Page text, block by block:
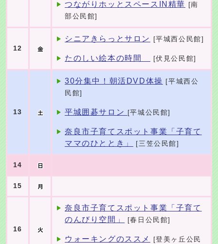
つながりホッとスペースIN精華
[南
部公民館]
12
シニアきらっとサロン [平城西公民館]
たのしい絵本の時間 [伏見公民館]
13
30分集中！朝活DVD体操 [平城西公
民館]
平城囲碁サロン [平城公民館]
奈良市子育てスポット事業「子育て
ママのひととき」
[三笠公民館]
14
15
16
奈良市子育てスポット事業「子育て
のんびり空間」
[春日公民館]
ウォーキングのススメ
[登美ヶ丘公民